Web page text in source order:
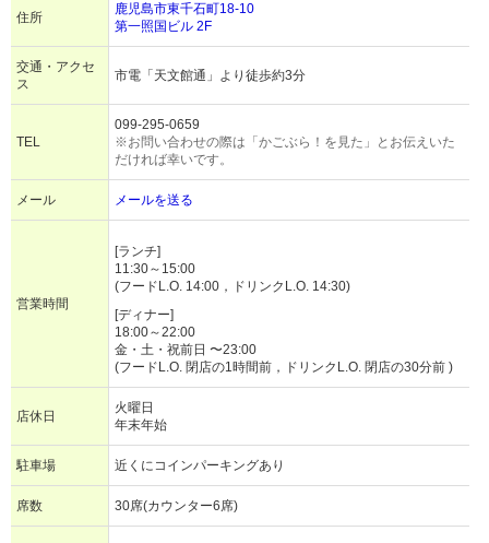
住所
鹿児島市東千石町18-10
第一照国ビル 2F
交通・アクセ
ス
市電「天文館通」より徒歩約3分
TEL
099-295-0659
※お問い合わせの際は「かごぶら！を見た」とお伝えいた
だければ幸いです。
メール メールを送る
営業時間
[ランチ]
11:30～15:00
(フードL.O. 14:00，ドリンクL.O. 14:30)
[ディナー]
18:00～22:00
金・土・祝前日 〜23:00
(フードL.O. 閉店の1時間前，ドリンクL.O. 閉店の30分前 )
店休日
火曜日
年末年始
駐車場 近くにコインパーキングあり
席数 30席(カウンター6席)